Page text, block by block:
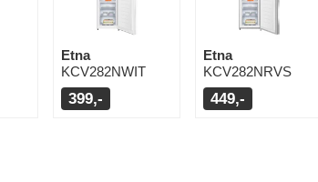
Etna
KCV282NWIT
399,-
Etna
KCV282NRVS
449,-